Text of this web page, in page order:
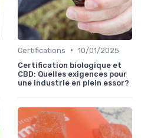
Certifications • 10/01/2025
Certification biologique et
CBD: Quelles exigences pour
une industrie en plein essor?